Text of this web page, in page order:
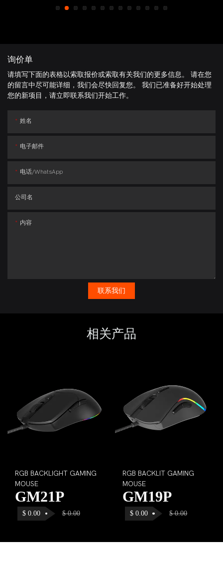
询价单
请填写下面的表格以索取报价或索取有关我们的更多信息。 请在您
的留言中尽可能详细，我们会尽快回复您。 我们已准备好开始处理
您的新项目，请立即联系我们开始工作。
姓名
电子邮件
电话/whatsApp
公司名
内容
联系我们
相关产品
RGB BACKLIGHT GAMING
MOUSE
GM21P
$ 0.00 $0.00
RGB BACKLIT GAMING
MOUSE
GM19P
$0.00 $0.00